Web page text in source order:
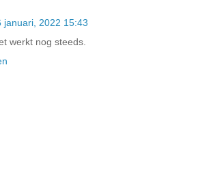
januari, 2022 15:43
werkt nog steeds.